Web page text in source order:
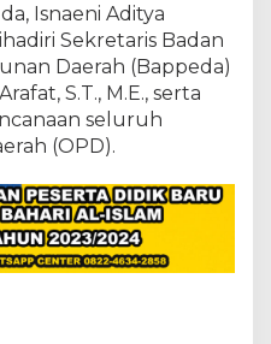
n
A
w
a
R
M
D
T
a
Isnaeni Aditya
Sekretaris Badan
Daerah (Bappeda)
S.T., M.E., serta
seluruh
(OPD).